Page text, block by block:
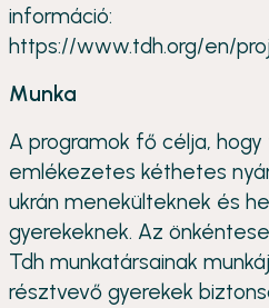
információ:
https://www.tdh.org/en/
Munka
A programok fő célja,
emlékezetes kéthetes
ukrán menekülteknek és
gyerekeknek. Az
Tdh munkatársainak
résztvevő gyerekek